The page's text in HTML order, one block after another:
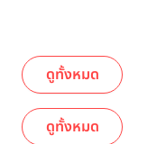
ดูทั้งหมด
ดูทั้งหมด